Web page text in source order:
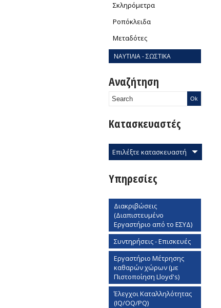
Σκληρόμετρα
Ροπόκλειδα
Μεταδότες
ΝΑΥΤΙΛΙΑ - ΣΩΣΤΙΚΑ
Αναζήτηση
Κατασκευαστές
Επιλέξτε κατασκευαστή
Υπηρεσίες
Διακριβώσεις
(Διαπιστευμένο
Εργαστήριο από το ΕΣΥΔ)
Συντηρήσεις - Επισκευές
Εργαστήριο Mέτρησης
καθαρών χώρων (με
Πιστοποίηση Lloyd's)
Έλεγχοι Καταλληλότητας
(IQ/OQ/PQ)